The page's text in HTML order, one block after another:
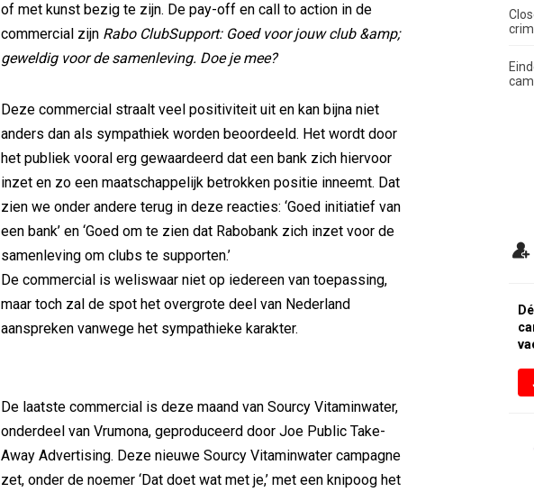
of met kunst bezig te zijn. De pay-off en call to action in de
commercial zijn Rabo ClubSupport: Goed voor jouw club &amp;
geweldig voor de samenleving. Doe je mee?
Deze commercial straalt veel positiviteit uit en kan bijna niet
anders dan als sympathiek worden beoordeeld. Het wordt door
het publiek vooral erg gewaardeerd dat een bank zich hiervoor
inzet en zo een maatschappelijk betrokken positie inneemt. Dat
zien we onder andere terug in deze reacties: ‘Goed initiatief van
een bank’ en ‘Goed om te zien dat Rabobank zich inzet voor de
samenleving om clubs te supporten.’
De commercial is weliswaar niet op iedereen van toepassing,
maar toch zal de spot het overgrote deel van Nederland
aanspreken vanwege het sympathieke karakter.
De laatste commercial is deze maand van Sourcy Vitaminwater,
onderdeel van Vrumona, geproduceerd door Joe Public Take-
Away Advertising. Deze nieuwe Sourcy Vitaminwater campagne
zet, onder de noemer ‘Dat doet wat met je,’ met een knipoog het